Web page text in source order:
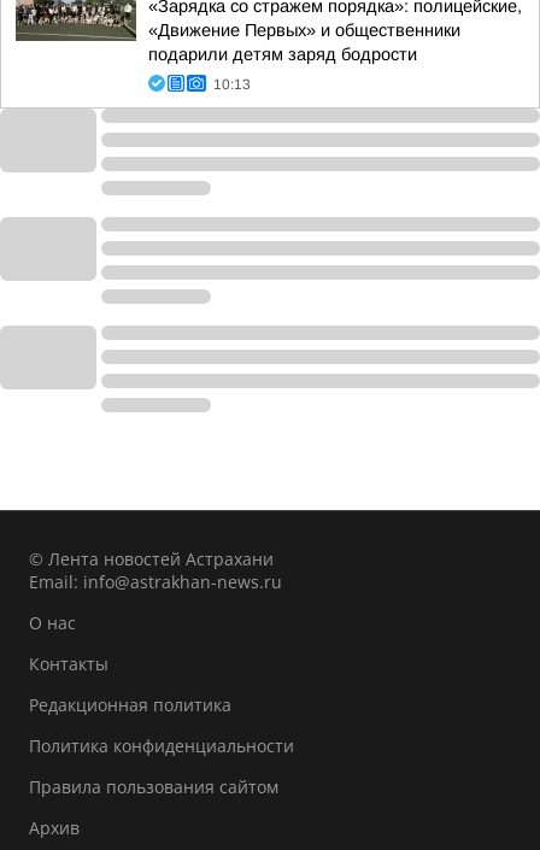
«Зарядка со стражем порядка»: полицейские,
«Движение Первых» и общественники
подарили детям заряд бодрости
10:13
© Лента новостей Астрахани
Email: info@astrakhan-news.ru
О нас
Контакты
Редакционная политика
Политика конфиденциальности
Правила пользования сайтом
Архив